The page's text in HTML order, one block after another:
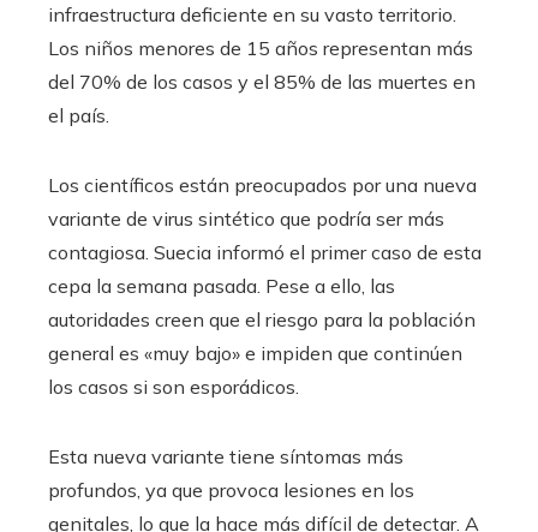
infraestructura deficiente en su vasto territorio.
Los niños menores de 15 años representan más
del 70% de los casos y el 85% de las muertes en
el país.
Los científicos están preocupados por una nueva
variante de virus sintético que podría ser más
contagiosa. Suecia informó el primer caso de esta
cepa la semana pasada. Pese a ello, las
autoridades creen que el riesgo para la población
general es «muy bajo» e impiden que continúen
los casos si son esporádicos.
Esta nueva variante tiene síntomas más
profundos, ya que provoca lesiones en los
genitales, lo que la hace más difícil de detectar. A